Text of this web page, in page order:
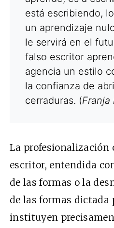
está escribiendo,
un aprendizaje
le servirá en el
falso escritor
agencia un estilo
la confianza de
cerraduras. (Franja
La profesionalización
escritor, entendida
de las formas o la
de las formas dictada
instituyen